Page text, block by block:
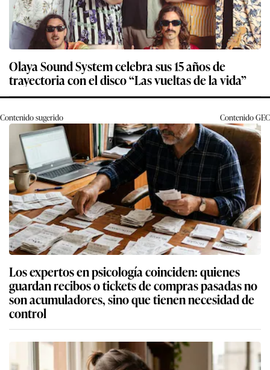
Olaya Sound System celebra sus 15 años de
trayectoria con el disco “Las vueltas de la vida”
Contenido sugerido ContenidoGEC
Los expertos en psicología coinciden: quienes
guardan recibos o tickets de compras pasadas no
son acumuladores, sino que tienen necesidad de
control